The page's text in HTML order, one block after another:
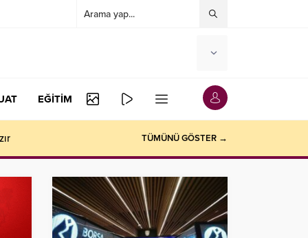
EĞİTİM
TÜMÜNÜ GÖSTER →